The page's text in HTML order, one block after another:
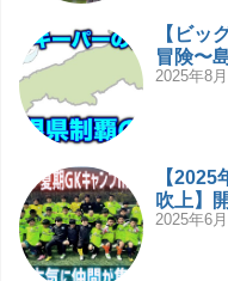
【ビッ
冒険〜
2025年8
【
吹上】
2025年6